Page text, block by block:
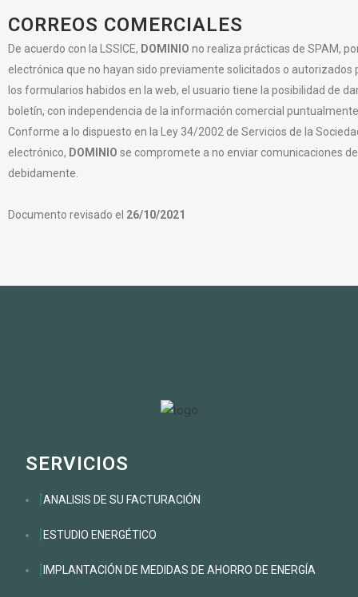
CORREOS COMERCIALES
De acuerdo con la LSSICE, DOMINIO no realiza prácticas de SPAM,
electrónica que no hayan sido previamente solicitados o autorizados
los formularios habidos en la web, el usuario tiene la posibilidad de
boletín, con independencia de la información comercial
Conforme a lo dispuesto en la Ley 34/2002 de Servicios de la
electrónico, DOMINIO se compromete a no enviar comunicaciones
debidamente.
Documento revisado el 26/10/2021
SERVICIOS
ANALISIS DE SU FACTURACIÓN
ESTUDIO ENERGÉTICO
IMPLANTACIÓN DE MEDIDAS DE AHORRO DE ENERGÍA